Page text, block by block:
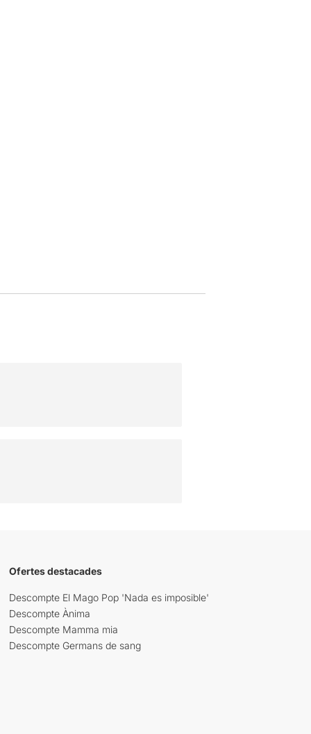
Ofertes destacades
Descompte El Mago Pop 'Nada es imposible'
Descompte Ànima
Descompte Mamma mia
Descompte Germans de sang